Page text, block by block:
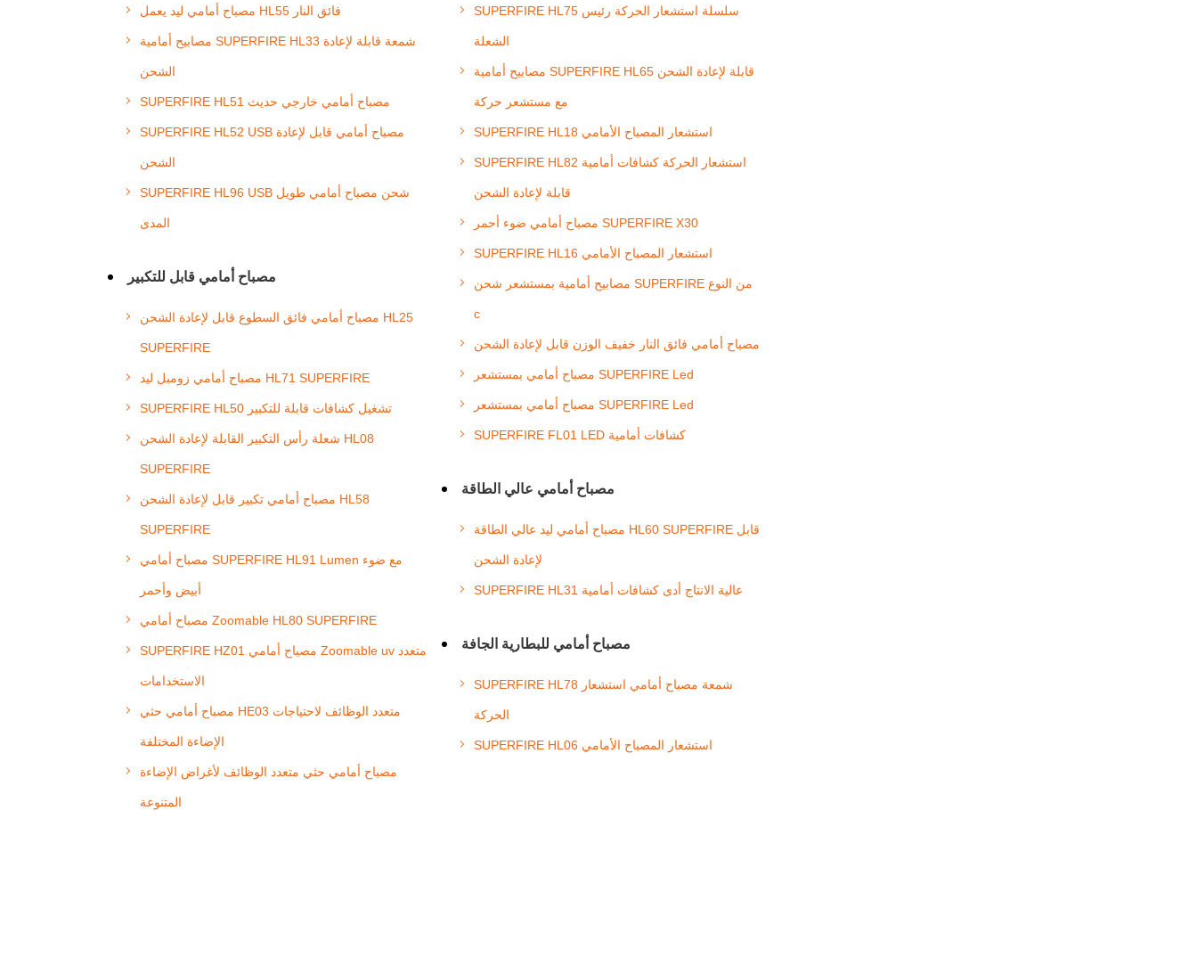
مصباح أمامي ليد يعمل HL55 فائق النار
مصابيح أمامية SUPERFIRE HL33 شمعة قابلة لإعادة
الشحن
SUPERFIRE HL51 مصباح أمامي خارجي حديث
SUPERFIRE HL52 USB مصباح أمامي قابل لإعادة
الشحن
SUPERFIRE HL96 USB شحن مصباح أمامي طويل
المدى
مصباح أمامي قابل للتكبير
مصباح أمامي فائق السطوع قابل لإعادة الشحن HL25
SUPERFIRE
مصباح أمامي زومبل ليد HL71 SUPERFIRE
SUPERFIRE HL50 تشغيل كشافات قابلة للتكبير
شعلة رأس التكبير القابلة لإعادة الشحن HL08
SUPERFIRE
مصباح أمامي تكبير قابل لإعادة الشحن HL58
SUPERFIRE
مصباح أمامي SUPERFIRE HL91 Lumen مع ضوء
أبيض وأحمر
مصباح أمامي Zoomable HL80 SUPERFIRE
SUPERFIRE HZ01 مصباح أمامي Zoomable uv متعدد
الاستخدامات
مصباح أمامي حثي HE03 متعدد الوظائف لاحتياجات
الإضاءة المختلفة
مصباح أمامي حثي متعدد الوظائف لأغراض الإضاءة
المتنوعة
SUPERFIRE HL75 سلسلة استشعار الحركة رئيس
الشعلة
مصابيح أمامية SUPERFIRE HL65 قابلة لإعادة الشحن
مع مستشعر حركة
SUPERFIRE HL18 استشعار المصباح الأمامي
SUPERFIRE HL82 استشعار الحركة كشافات أمامية
قابلة لإعادة الشحن
مصباح أمامي ضوء أحمر SUPERFIRE X30
SUPERFIRE HL16 استشعار المصباح الأمامي
مصابيح أمامية بمستشعر شحن SUPERFIRE من النوع
c
مصباح أمامي فائق النار خفيف الوزن قابل لإعادة الشحن
مصباح أمامي بمستشعر SUPERFIRE Led
مصباح أمامي بمستشعر SUPERFIRE Led
SUPERFIRE FL01 LED كشافات أمامية
مصباح أمامي عالي الطاقة
مصباح أمامي ليد عالي الطاقة HL60 SUPERFIRE قابل
لإعادة الشحن
SUPERFIRE HL31 عالية الانتاج أدى كشافات أمامية
مصباح أمامي للبطارية الجافة
SUPERFIRE HL78 شمعة مصباح أمامي استشعار
الحركة
SUPERFIRE HL06 استشعار المصباح الأمامي